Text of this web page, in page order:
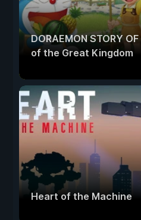
DORAEMON STORY
of the Great Kingdom
Heart of the Machine